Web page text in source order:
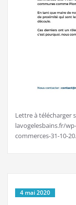
Lettre à télécharger
lavogelesbains.fr/
commerces-31-10-
4 mai 2020